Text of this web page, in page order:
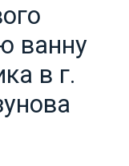
ванну
в г.